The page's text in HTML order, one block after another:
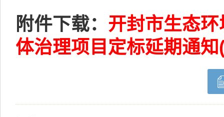
附件下载： 开封市生态
体治理项目定标延期通